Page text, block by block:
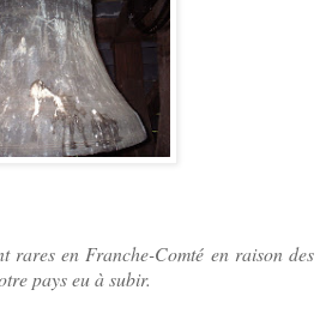
rares en Franche-Comté en raison des
pays eu à subir.